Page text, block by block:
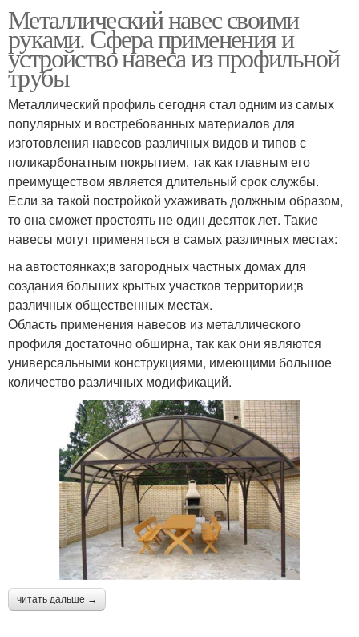
Металлический навес своими
руками. Сфера применения и
устройство навеса из профильной
трубы
Металлический профиль сегодня стал одним из самых
популярных и востребованных материалов для
изготовления навесов различных видов и типов с
поликарбонатным покрытием, так как главным его
преимуществом является длительный срок службы.
Если за такой постройкой ухаживать должным образом,
то она сможет простоять не один десяток лет. Такие
навесы могут применяться в самых различных местах:
на автостоянках;в загородных частных домах для
создания больших крытых участков территории;в
различных общественных местах.
Область применения навесов из металлического
профиля достаточно обширна, так как они являются
универсальными конструкциями, имеющими большое
количество различных модификаций.
читать дальше →